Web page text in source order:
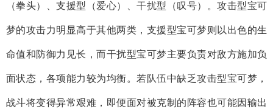
（拳头）、支援型（爱心）、干扰型（叹号）。攻击型宝可
梦的攻击力明显高于其他两类，支援型宝可梦则以出色的生
命值和防御力见长，而干扰型宝可梦主要负责对敌方施加负
面状态，各项能力较为均衡。若队伍中缺乏攻击型宝可梦，
战斗将变得异常艰难，即便面对被克制的阵容也可能因输出